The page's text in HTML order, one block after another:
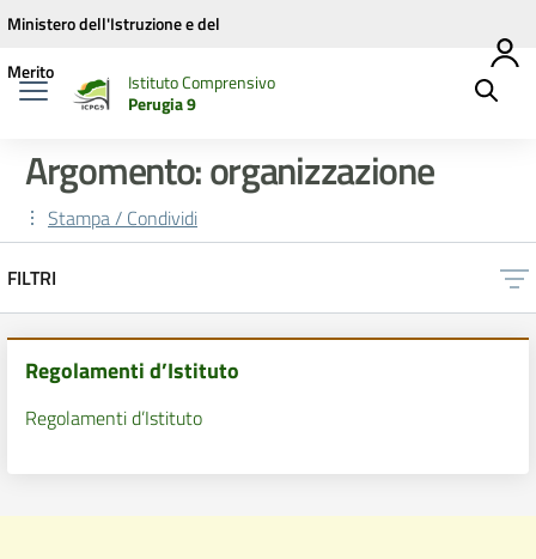
Vai ai contenuti
Vai al menu di navigazione
Vai al footer
Ministero dell'Istruzione e del
Merito
Istituto Comprensivo
Perugia 9
Argomento: organizzazione
Stampa / Condividi
FILTRI
Regolamenti d’Istituto
Regolamenti d’Istituto